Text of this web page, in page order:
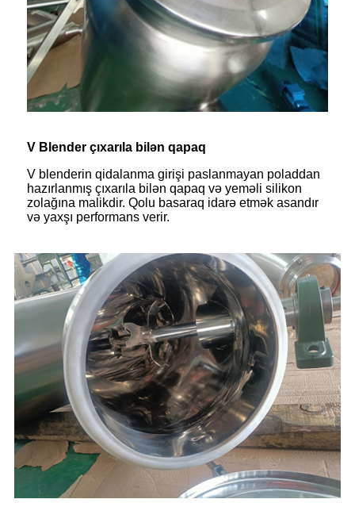
V Blender çıxarıla bilən qapaq
V blenderin qidalanma girişi paslanmayan poladdan
hazırlanmış çıxarıla bilən qapaq və yeməli silikon
zolağına malikdir. Qolu basaraq idarə etmək asandır
və yaxşı performans verir.